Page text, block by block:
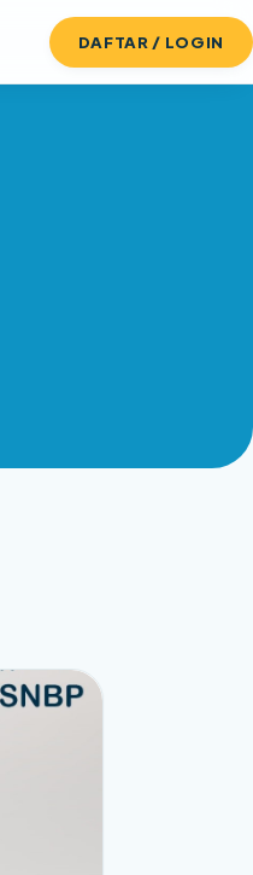
DAFTAR / LOGIN